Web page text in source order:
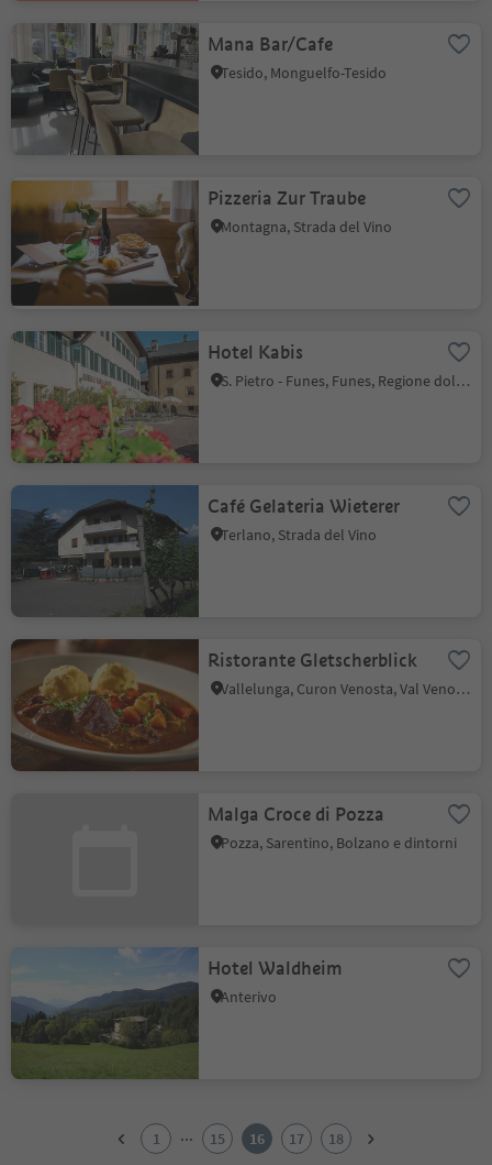
Mana Bar/Cafe
Tesido, Monguelfo-Tesido
Pizzeria Zur Traube
Montagna, Strada del Vino
Hotel Kabis
S. Pietro - Funes, Funes, Regione dolomitica Luson Val di Funes
Café Gelateria Wieterer
Terlano, Strada del Vino
Ristorante Gletscherblick
Vallelunga, Curon Venosta, Val Venosta
Malga Croce di Pozza
Pozza, Sarentino, Bolzano e dintorni
Hotel Waldheim
Anterivo
1 ... 15 16 17
18